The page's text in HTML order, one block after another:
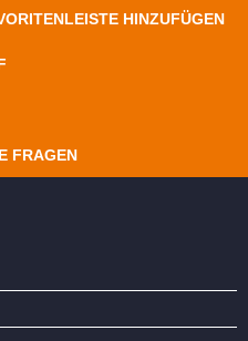
HINZUFÜGEN
FRAGEN